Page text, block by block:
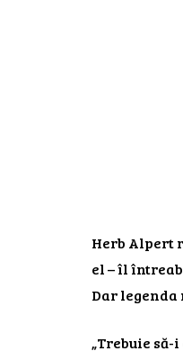
Herb Alpert
el – îl
Dar legenda
„Trebuie